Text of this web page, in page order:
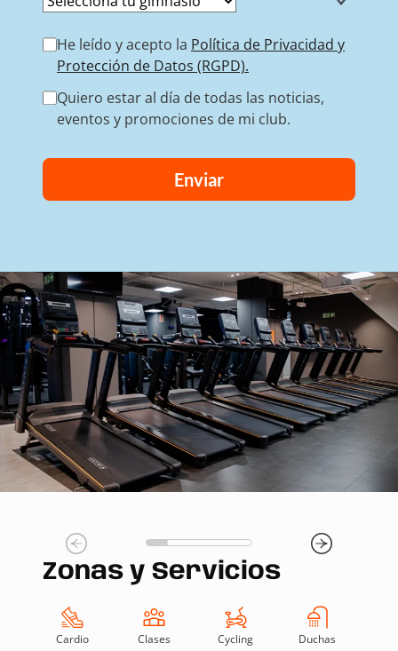
He leído y acepto la Política de Privacidad y
Protección de Datos (RGPD).
Quiero estar al día de todas las noticias,
eventos y promociones de mi club.
Zonas y Servicios
Cardio Clases Cycling Duchas